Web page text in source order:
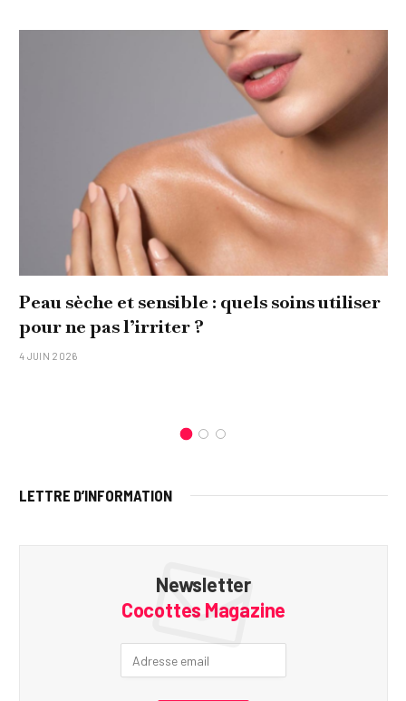
Peau sèche et sensible : quels soins utiliser
pour ne pas l’irriter ?
4 JUIN 2026
LETTRE D’INFORMATION
Newsletter
Cocottes Magazine